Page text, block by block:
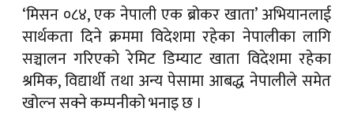
‘मिसन ०८४, एक नेपाली एक ब्रोकर खाता’ अभियानलाई
सार्थकता दिने क्रममा विदेशमा रहेका नेपालीका लागि
सञ्चालन गरिएको रेमिट डिम्याट खाता विदेशमा रहेका
श्रमिक, विद्यार्थी तथा अन्य पेसामा आबद्ध नेपालीले समेत
खोल्न सक्ने कम्पनीको भनाइ छ ।